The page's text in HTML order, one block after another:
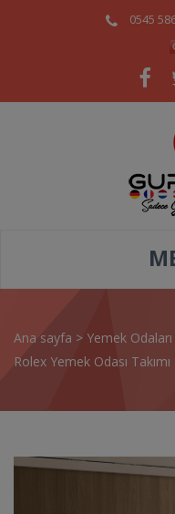
0545
Ana sayfa > Yemek Odaları
Rolex Yemek Odası Takımı